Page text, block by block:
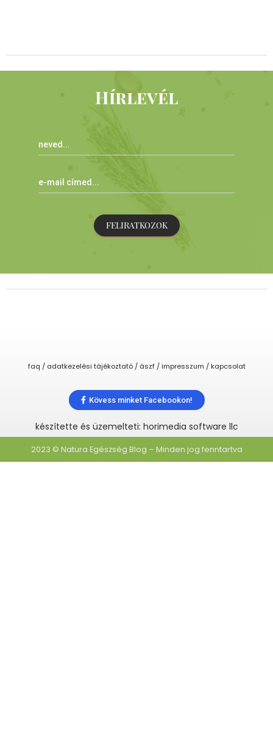
Hírlevél
FELIRATKOZOK
faq / adatkezelési tájékoztató / ászf / impresszum / kapcsolat
Kövess minket Facebookon!
készítette és üzemelteti: horimedia software llc
2023 © Natura Egészség Blog – Minden jog fenntartva